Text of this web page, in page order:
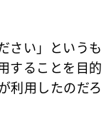
さい」というも
することを目的
利用したのだろ